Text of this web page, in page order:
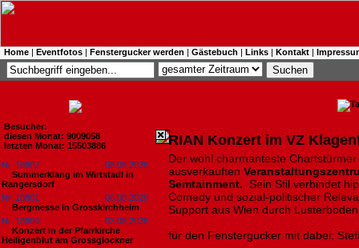
Home | Eventfotos | Fenstergucker werden | Gästebuch | Links | Kontakt |
Besucher:
diesen Monat: 9009058
letzten Monat: 15503886
Nr. 18802
08.08.2026
Summerklang im Wirtstadl in
Rangersdorf
Nr. 18801
06.08.2026
Bergmesse in Grosskirchheim
Nr. 18800
03.08.2026
Konzert in der Pfarrkirche
Heiligenblut am Grossglockner
RIAN Konzert im VZ
Der wohl charmanteste
ausverkauften
Semtainment. Sein Stil verbindet
Comedy und sozial-politischer
Support aus Wien durch Lusterboden
für den Fenstergucker mit dabei: